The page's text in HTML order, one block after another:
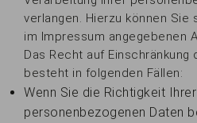
verlangen. Hierzu können
im Impressum angegebenen
Das Recht auf Einschränkung
besteht in folgenden Fällen:
Wenn Sie die Richtigkeit
personenbezogenen Daten